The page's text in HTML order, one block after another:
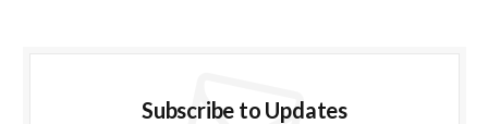
Subscribe to Updates